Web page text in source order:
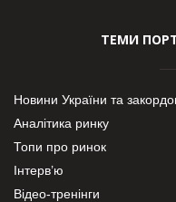
ТЕМИ
Новини України та
Аналітика ринку
Топи про ринок
Інтерв’ю
Відео-тренінги